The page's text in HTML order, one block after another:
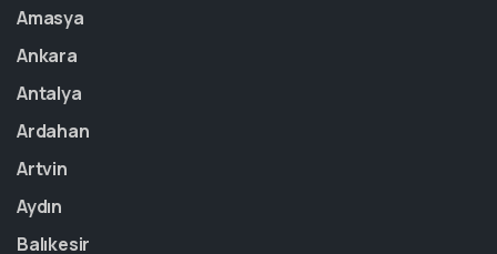
Amasya
Ankara
Antalya
Ardahan
Artvin
Aydın
Balıkesir